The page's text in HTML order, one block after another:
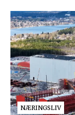
NÆRINGSLIV